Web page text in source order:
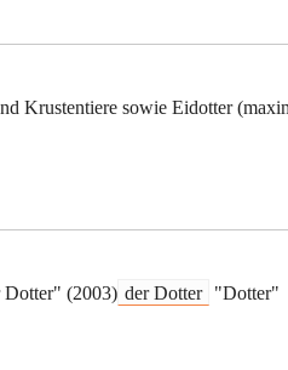
Krustentiere sowie Eidotter
Dotter" (2003) der Dotter
"Dotter"